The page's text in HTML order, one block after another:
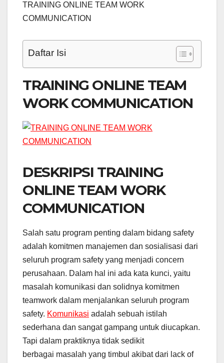
TRAINING ONLINE TEAM WORK
COMMUNICATION
Daftar Isi
TRAINING ONLINE TEAM
WORK COMMUNICATION
DESKRIPSI TRAINING
ONLINE TEAM WORK
COMMUNICATION
Salah satu program penting dalam bidang safety
adalah komitmen manajemen dan sosialisasi dari
seluruh program safety yang menjadi concern
perusahaan. Dalam hal ini ada kata kunci, yaitu
masalah komunikasi dan solidnya komitmen
teamwork dalam menjalankan seluruh program
safety. Komunikasi adalah sebuah istilah
sederhana dan sangat gampang untuk diucapkan.
Tapi dalam praktiknya tidak sedikit
berbagai masalah yang timbul akibat dari lack of